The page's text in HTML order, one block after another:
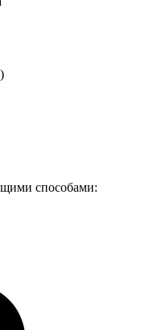
способами: